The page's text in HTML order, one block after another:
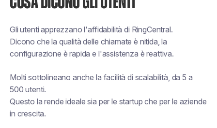
Gli utenti apprezzano l'affidabilità di RingCentral.
Dicono che la qualità delle chiamate è nitida, la
configurazione è rapida e l'assistenza è reattiva.
Molti sottolineano anche la facilità di scalabilità, da 5 a
500 utenti.
Questo la rende ideale sia per le startup che per le aziende
in crescita.